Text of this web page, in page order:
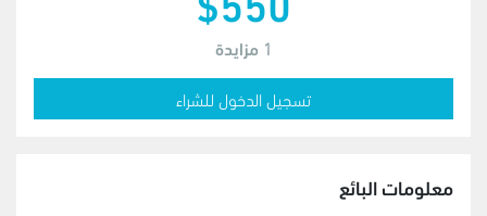
1 مزايدة
تسجيل الدخول للشراء
معلومات البائع